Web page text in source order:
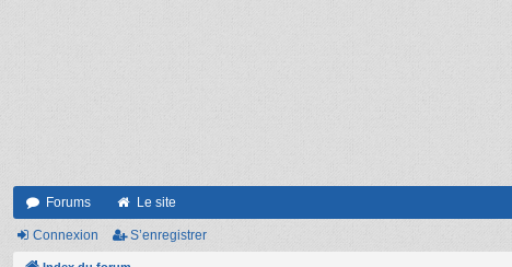
Forums Le site
Connexion S’enregistrer